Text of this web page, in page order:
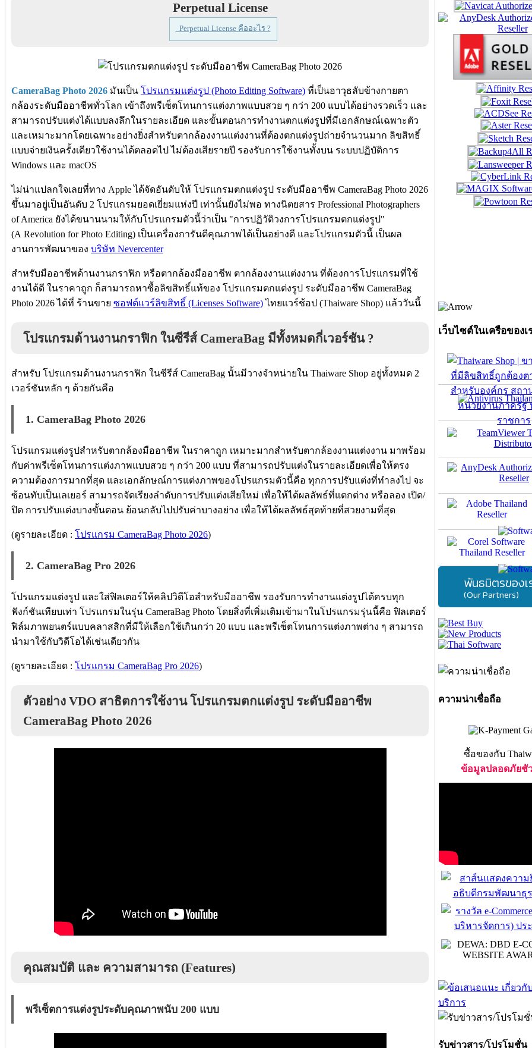
Perpetual License
Perpetual License คืออะไร ?
CameraBag Photo 2026 มันเป็น โปรแกรมแต่งรูป (Photo Editing Software) ที่เป็นอาวุธลับข้างกายตา
กล้องระดับมืออาชีพทั่วโลก เข้าถึงพรีเซ็ตโทนการแต่งภาพแบบสวย ๆ กว่า 200 แบบได้อย่างรวดเร็ว และ
สามารถปรับแต่งได้แบบลงลึกในรายละเอียด และขั้นตอนการทำงานตกแต่งรูปที่มีเอกลักษณ์เฉพาะตัว
และเหมาะมากโดยเฉพาะอย่างยิ่งสำหรับตากล้องงานแต่งงานที่ต้องตกแต่งรูปถ่ายจำนวนมาก ลิขสิทธิ์
แบบจ่ายเงินครั้งเดียวใช้งานได้ตลอดไป ไม่ต้องเสียรายปี รองรับการใช้งานทั้งบน ระบบปฏิบัติการ
Windows และ macOS
ไม่น่าแปลกใจเลยที่ทาง Apple ได้จัดอันดับให้ โปรแกรมตกแต่งรูป ระดับมืออาชีพ CameraBag Photo 2026
ขึ้นมาอยู่เป็นอันดับ 2 โปรแกรมยอดเยี่ยมแห่งปี เท่านั้นยังไม่พอ ทางนิตยสาร Professional Photographers
of America ยังได้ขนานนามให้กับโปรแกรมตัวนี้ว่าเป็น "การปฏิวัติวงการโปรแกรมตกแต่งรูป"
(A Revolution for Photo Editing) เป็นเครื่องการันตีคุณภาพได้เป็นอย่างดี และโปรแกรมตัวนี้ เป็นผล
งานการพัฒนาของ บริษัท Nevercenter
สำหรับมืออาชีพด้านงานกราฟิก หรือตากล้องมืออาชีพ ตากล้องงานแต่งงาน ที่ต้องการโปรแกรมที่ใช้
งานได้ดี ในราคาถูก ก็สามารถหาซื้อลิขสิทธิ์แท้ของ โปรแกรมตกแต่งรูป ระดับมืออาชีพ CameraBag
Photo 2026 ได้ที่ ร้านขาย ซอฟต์แวร์ลิขสิทธิ์ (Licenses Software)ไทยแวร์ช้อป (Thaiware Shop) แล้ววันนี้
โปรแกรมด้านงานกราฟิก ในซีรีส์ CameraBag มีทั้งหมดกี่เวอร์ชัน ?
สำหรับ โปรแกรมด้านงานกราฟิก ในซีรีส์ CameraBag นั้นมีวางจำหน่ายใน Thaiware Shop อยู่ทั้งหมด 2
เวอร์ชันหลัก ๆ ด้วยกันคือ
1. CameraBag Photo 2026
โปรแกรมแต่งรูปสำหรับตากล้องมืออาชีพ ในราคาถูก เหมาะมากสำหรับตากล้องงานแต่งงาน มาพร้อม
กับค่าพรีเซ็ตโทนการแต่งภาพแบบสวย ๆ กว่า 200 แบบ ที่สามารถปรับแต่งในรายละเอียดเพื่อให้ตรง
ความต้องการมากที่สุด และเอกลักษณ์การแต่งภาพของโปรแกรมตัวนี้คือ ทุกการปรับแต่งที่ทำลงไป จะ
ซ้อนทับเป็นเลเยอร์ สามารถจัดเรียงลำดับการปรับแต่งเสียใหม่ เพื่อให้ได้ผลลัพธ์ที่แตกต่าง หรือลอง เปิด/
ปิด การปรับแต่งบางขั้นตอน ย้อนกลับไปปรับค่าบางอย่าง เพื่อให้ได้ผลลัพธ์สุดท้ายที่สวยงามที่สุด
(ดูรายละเอียด : โปรแกรม CameraBag Photo 2026)
2. CameraBag Pro 2026
โปรแกรมแต่งรูป และใส่ฟิลเตอร์ให้คลิปวิดีโอสำหรับมืออาชีพ รองรับการทำงานแต่งรูปได้ครบทุก
ฟังก์ชันเทียบเท่า โปรแกรมในรุ่น CameraBag Photo โดยสิ่งที่เพิ่มเติมเข้ามาในโปรแกรมรุ่นนี้คือ ฟิลเตอร์
ฟิล์มภาพยนตร์แบบคลาสสิกที่มีให้เลือกใช้เกินกว่า 20 แบบ และพรีเซ็ตโทนการแต่งภาพต่าง ๆ สามารถ
นำมาใช้กับวิดีโอได้เช่นเดียวกัน
(ดูรายละเอียด : โปรแกรม CameraBag Pro 2026)
ตัวอย่าง VDO สาธิตการใช้งาน โปรแกรมตกแต่งรูป ระดับมืออาชีพ
CameraBag Photo 2026
คุณสมบัติ และ ความสามารถ (Features)
พรีเซ็ตการแต่งรูประดับคุณภาพนับ 200 แบบ
เว็บไซต์ในเครือของเ
พันธมิตรของเ
(Our Partners)
ความน่าเชื่อถือ
ซื้อของกับ
ข้อมูลปลอดภัยชัว
รับข่าวสาร/โปรโมชั่น